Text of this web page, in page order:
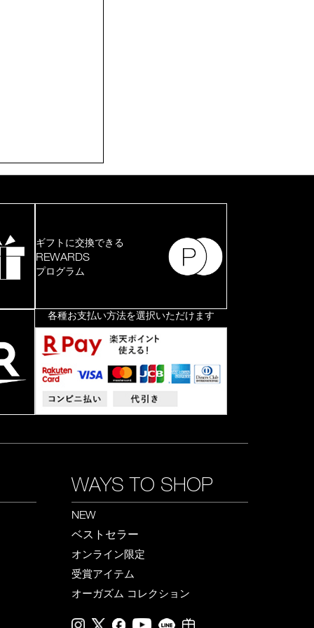
ギフトに交換できる
REWARDS
プログラム
各種お支払い方法を選択いただけます
WAYS TO SHOP
NEW
ベストセラー
オンライン限定
受賞アイテム
オーガズム コレクション